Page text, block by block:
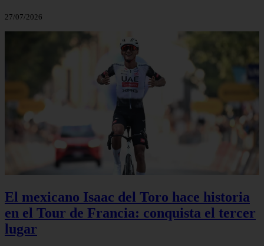
27/07/2026
El mexicano Isaac del Toro hace historia
en el Tour de Francia: conquista el tercer
lugar